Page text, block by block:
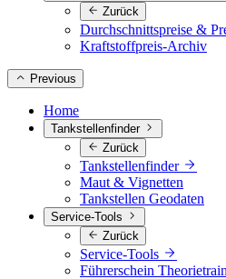
Zurück
Durchschnittspreise &
Kraftstoffpreis-Archiv
Previous
Home
Tankstellenfinder
Zurück
Tankstellenfinder
Maut & Vignetten
Tankstellen Geodaten
Service-Tools
Zurück
Service-Tools
Führerschein